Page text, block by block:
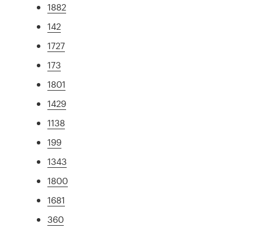
1882
142
1727
173
1801
1429
1138
199
1343
1800
1681
360